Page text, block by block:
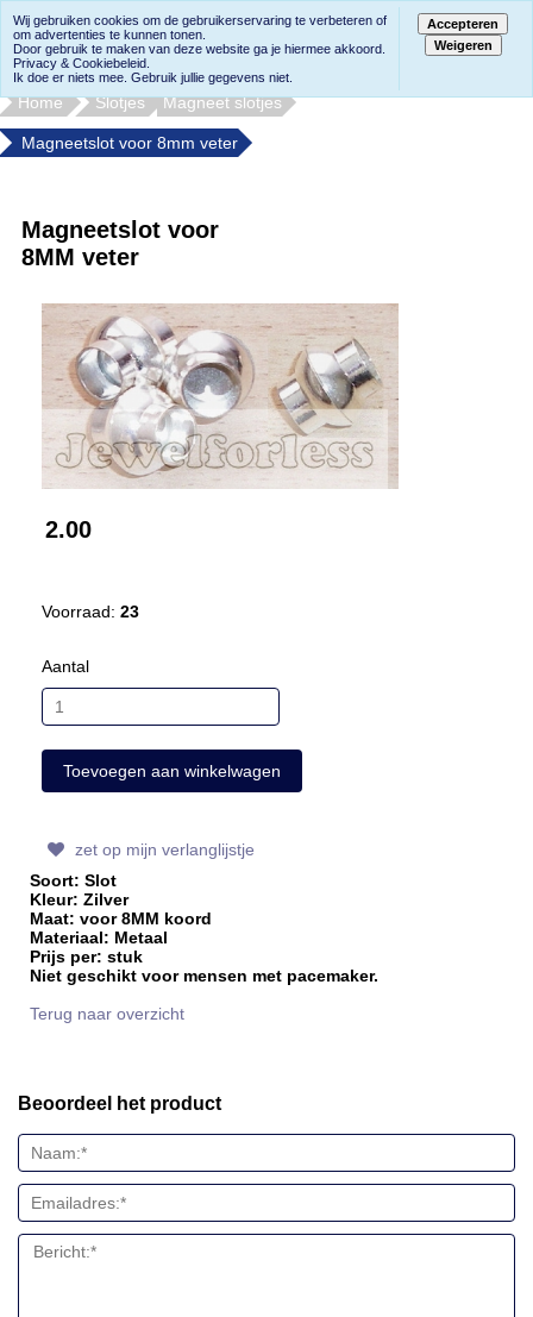
Home Slotjes Magneet slotjes
Magneetslot voor 8mm veter
Magneetslot voor
8MM veter
2.00
Voorraad: 23
Aantal
zet op mijn verlanglijstje
Soort: Slot
Kleur: Zilver
Maat: voor 8MM koord
Materiaal: Metaal
Prijs per: stuk
Niet geschikt voor mensen met pacemaker.
Terug naar overzicht
Beoordeel het product
Wij gebruiken cookies om de gebruikerservaring te verbeteren of
om advertenties te kunnen tonen.
Door gebruik te maken van deze website ga je hiermee akkoord.
Privacy & Cookiebeleid.
Ik doe er niets mee. Gebruik jullie gegevens niet.
Accepteren
Weigeren